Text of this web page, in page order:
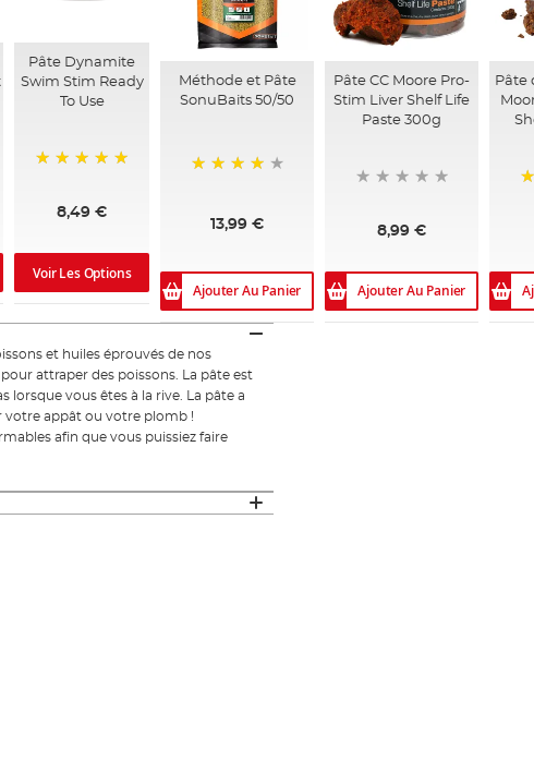
Pâte Dynamite
Swim Stim Ready
To Use
8,49 €
Voir Les Options
Méthode et Pâte
SonuBaits 50/50
13,99 €
Ajouter Au Panier
Pâte CC Moore Pro-
Stim Liver Shelf Life
Paste 300g
8,99 €
Ajouter Au Panier
Pâte
et huiles éprouvés de nos
attraper des poissons. La pâte est
lorsque vous êtes à la rive. La pâte a
votre appât ou votre plomb !
afin que vous puissiez faire